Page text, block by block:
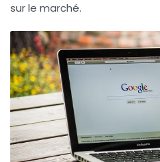
sur le marché.